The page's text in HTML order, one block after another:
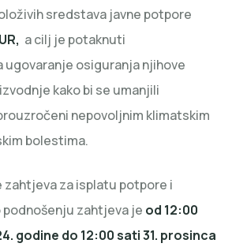
sredstava javne potpore
a cilj je potaknuti
ugovaranje osiguranja njihove
kako bi se umanjili
nepovoljnim klimatskim
bolestima.
zahtjeva za isplatu potpore i
zahtjeva je od 12:00
godine do 12:00 sati 31. prosinca